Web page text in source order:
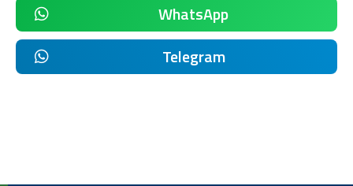
WhatsApp
Telegram